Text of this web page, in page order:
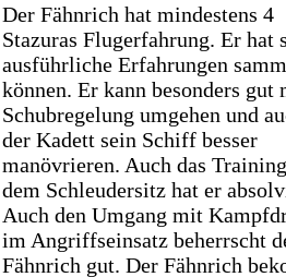
Der Fähnrich hat mindestens 4
Stazuras Flugerfahrung. Er hat
ausführliche Erfahrungen
können. Er kann besonders gut
Schubregelung umgehen und
der Kadett sein Schiff besser
manövrieren. Auch das
dem Schleudersitz hat er
Auch den Umgang mit
im Angriffseinsatz beherrscht
Fähnrich gut. Der Fähnrich